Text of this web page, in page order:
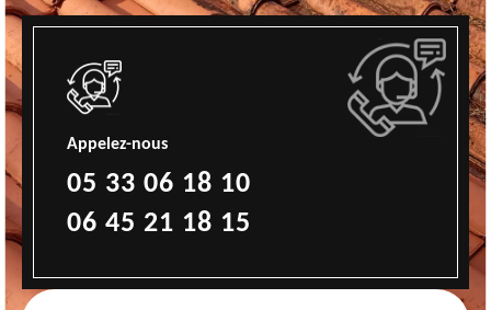
Appelez-nous
05 33 06 18 10
06 45 21 18 15